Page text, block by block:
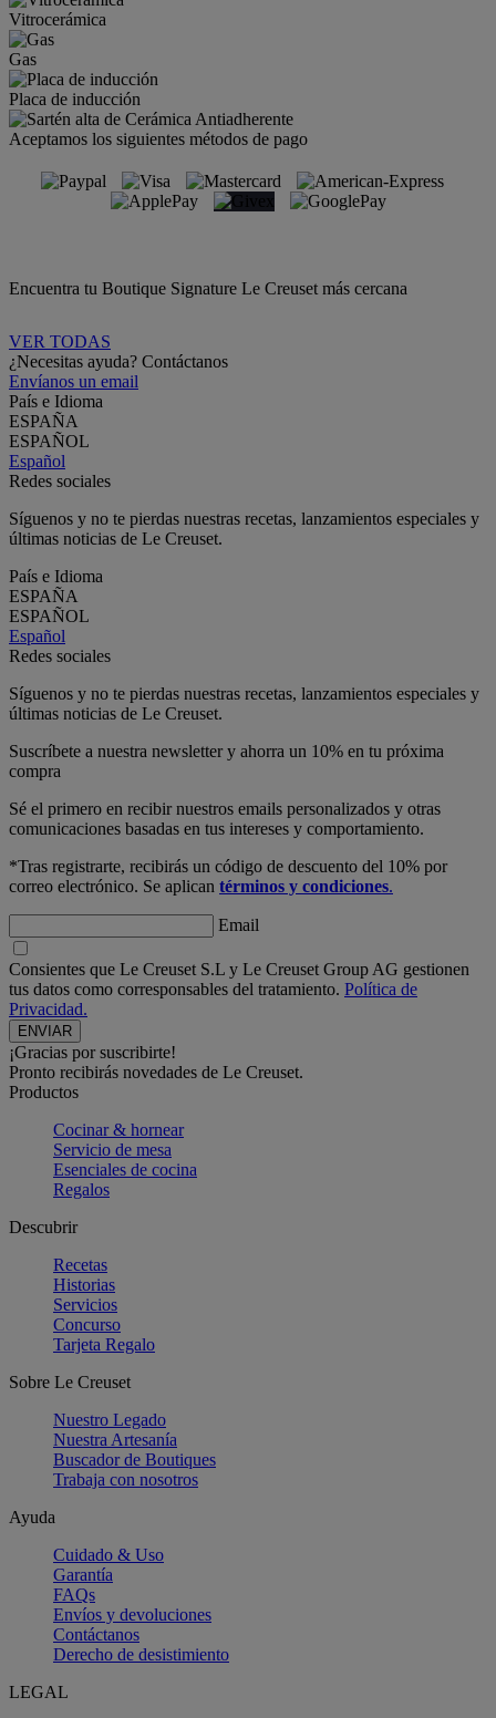
Vitrocerámica
Gas
Placa de inducción
Aceptamos los siguientes métodos de pago
Encuentra tu Boutique Signature Le Creuset más cercana
VER TODAS
¿Necesitas ayuda? Contáctanos
Envíanos un email
País e Idioma
ESPAÑA
ESPAÑOL
Español
Redes sociales
Síguenos y no te pierdas nuestras recetas, lanzamientos especiales y
últimas noticias de Le Creuset.
País e Idioma
ESPAÑA
ESPAÑOL
Español
Redes sociales
Síguenos y no te pierdas nuestras recetas, lanzamientos especiales y
últimas noticias de Le Creuset.
Suscríbete a nuestra newsletter y ahorra un 10% en tu próxima
compra
Sé el primero en recibir nuestros emails personalizados y otras
comunicaciones basadas en tus intereses y comportamiento.
*Tras registrarte, recibirás un código de descuento del 10% por
correo electrónico. Se aplican términos y condiciones.
Email
Consientes que Le Creuset S.L y Le Creuset Group AG gestionen
tus datos como corresponsables del tratamiento. Política de
Privacidad.
¡Gracias por suscribirte!
Pronto recibirás novedades de Le Creuset.
Productos
Cocinar & hornear
Servicio de mesa
Esenciales de cocina
Regalos
Descubrir
Recetas
Historias
Servicios
Concurso
Tarjeta Regalo
Sobre Le Creuset
Nuestro Legado
Nuestra Artesanía
Buscador de Boutiques
Trabaja con nosotros
Ayuda
Cuidado & Uso
Garantía
FAQs
Envíos y devoluciones
Contáctanos
Derecho de desistimiento
LEGAL